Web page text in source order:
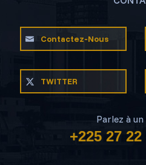
Contactez-Nous
TWITTER
Parlez à
+225 27